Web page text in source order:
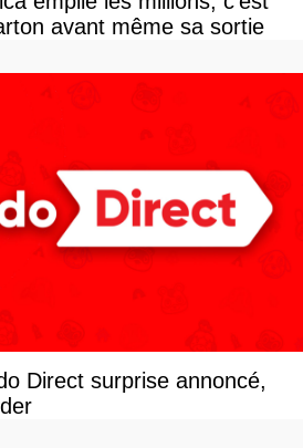
avant même sa sortie
Direct surprise annoncé,